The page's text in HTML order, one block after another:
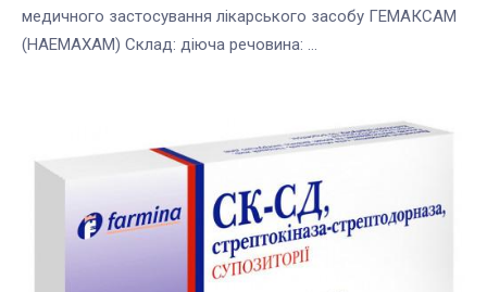
медичного застосування лікарського засобу ГЕМАКСАМ
(HAEMAXAM) Склад: діюча речовина: ...